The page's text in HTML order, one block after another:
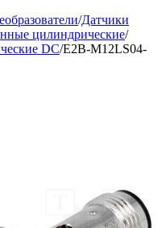
/Датчики
цилиндрические/
DC/E2B-M12LS04-